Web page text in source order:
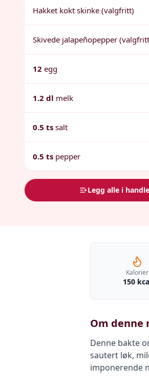
Hakket kokt skinke (valgfritt)
Skivede jalapeñopepper
12 egg
1.2 dl melk
0.5 ts salt
0.5 ts pepper
Legg alle i
Kalorier
150
Om denne
Denne bakte
sautert løk,
imponerende